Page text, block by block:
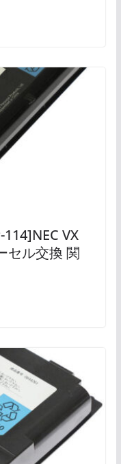
114]NEC VX
セル交換 関